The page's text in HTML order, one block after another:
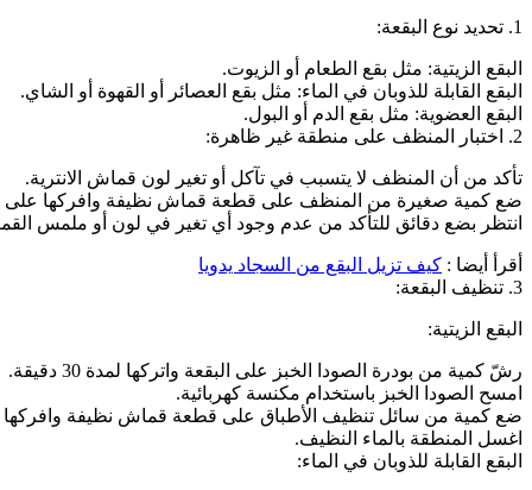
1. تحديد نوع البقعة:
البقع الزيتية: مثل بقع الطعام أو الزيوت.
البقع القابلة للذوبان في الماء: مثل بقع العصائر أو القهوة أو الشاي.
البقع العضوية: مثل بقع الدم أو البول.
2. اختبار المنظف على منطقة غير ظاهرة:
تأكد من أن المنظف لا يتسبب في تآكل أو تغير لون قماش الانترية.
ضع كمية صغيرة من المنظف على قطعة قماش نظيفة وافركها على
انتظر بضع دقائق للتأكد من عدم وجود أي تغير في لون أو ملمس
أقرأ أيضا : كيف تزيل البقع من السجاد يدويا
3. تنظيف البقعة:
البقع الزيتية:
رشّ كمية من بودرة الصودا الخبز على البقعة واتركها لمدة 30 دقيقة.
امسح الصودا الخبز باستخدام مكنسة كهربائية.
ضع كمية من سائل تنظيف الأطباق على قطعة قماش نظيفة وافركها
اغسل المنطقة بالماء النظيف.
البقع القابلة للذوبان في الماء: